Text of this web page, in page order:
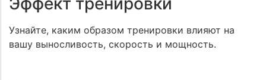
Узнайте, каким образом тренировки влияют на
вашу выносливость, скорость и мощность.
Даю согласие на обработкумоих персональных